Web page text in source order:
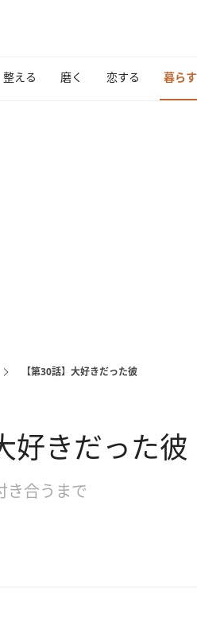
整える 磨く 恋する 暮らす
【第30話】大好きだった彼
好きだった彼
き合うまで